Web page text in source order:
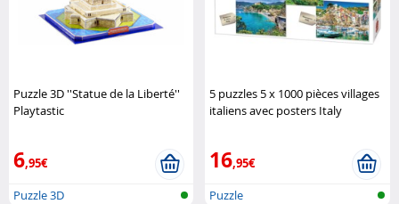
Puzzle 3D ''Statue de la Liberté''
Playtastic
6,95€
Puzzle 3D
5 puzzles 5 x 1000 pièces villages
italiens avec posters Italy
16,95€
Puzzle